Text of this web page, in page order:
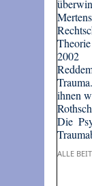
2002
ihnen
Die
ALLE